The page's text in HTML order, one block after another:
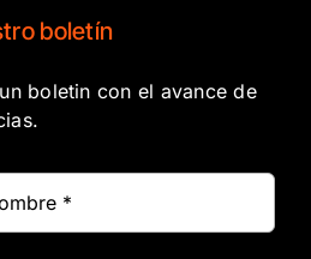
boletín
boletin con el avance de